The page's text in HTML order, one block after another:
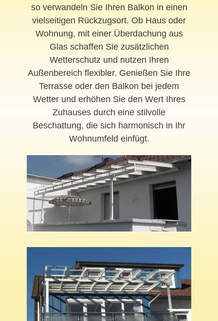
so verwandeln Sie Ihren Balkon in einen
vielseitigen Rückzugsort. Ob Haus oder
Wohnung, mit einer Überdachung aus
Glas schaffen Sie zusätzlichen
Wetterschutz und nutzen Ihren
Außenbereich flexibler. Genießen Sie Ihre
Terrasse oder den Balkon bei jedem
Wetter und erhöhen Sie den Wert Ihres
Zuhauses durch eine stilvolle
Beschattung, die sich harmonisch in Ihr
Wohnumfeld einfügt.